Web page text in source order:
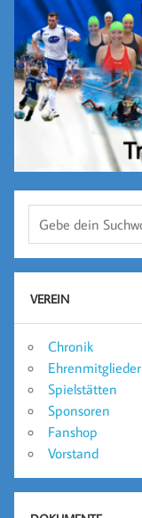
VEREIN
Chronik
Ehrenmitglieder
Spielstätten
Sponsoren
Fanshop
Vorstand